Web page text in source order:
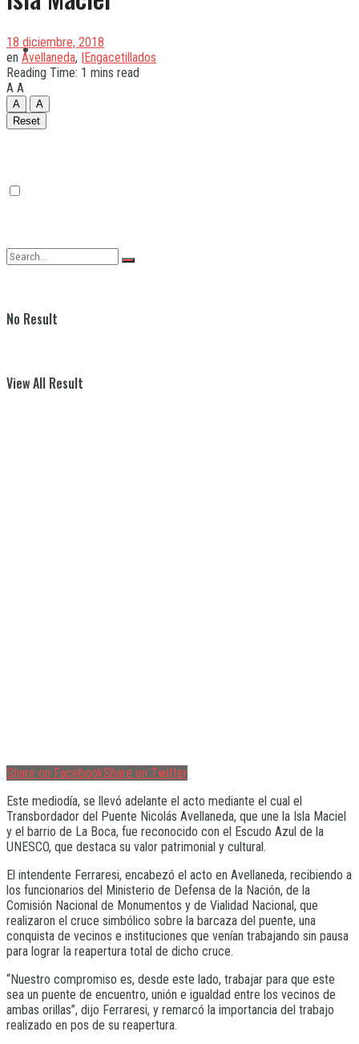
Quilmes
Varela
No Result
View All Result
18 diciembre, 2018
en Avellaneda, |Engacetillados
Reading Time: 1 mins read
A A
A
A
Reset
Share on FacebookShare on Twitter
Este mediodía, se llevó adelante el acto mediante el cual el
Transbordador del Puente Nicolás Avellaneda, que une la Isla Maciel
y el barrio de La Boca, fue reconocido con el Escudo Azul de la
UNESCO, que destaca su valor patrimonial y cultural.
El intendente Ferraresi, encabezó el acto en Avellaneda, recibiendo a
los funcionarios del Ministerio de Defensa de la Nación, de la
Comisión Nacional de Monumentos y de Vialidad Nacional, que
realizaron el cruce simbólico sobre la barcaza del puente, una
conquista de vecinos e instituciones que venían trabajando sin pausa
para lograr la reapertura total de dicho cruce.
“Nuestro compromiso es, desde este lado, trabajar para que este
sea un puente de encuentro, unión e igualdad entre los vecinos de
ambas orillas”, dijo Ferraresi, y remarcó la importancia del trabajo
realizado en pos de su reapertura.